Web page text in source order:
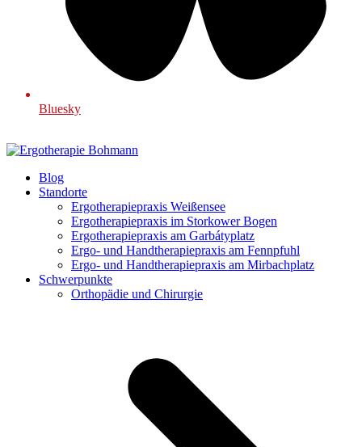
Bluesky
Blog
Standorte
Ergotherapiepraxis Weißensee
Ergotherapiepraxis im Storkower Bogen
Ergotherapiepraxis am Garbátyplatz
Ergo- und Handtherapiepraxis am Fennpfuhl
Ergo- und Handtherapiepraxis am Mirbachplatz
Schwerpunkte
Orthopädie und Chirurgie